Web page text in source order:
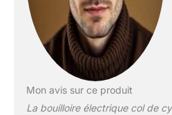
(120
Mon avis sur ce produit
La bouilloire électrique col de